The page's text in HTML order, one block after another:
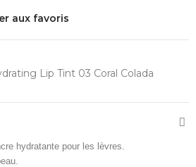
aux favoris
Lip Tint 03 Coral Colada
hydratante pour les lèvres.